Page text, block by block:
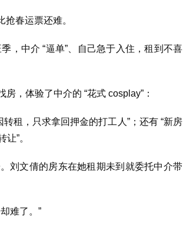
春运票还难。
，中介 “逼单”、自己急于入住，租到不喜
，体验了中介的 “花式 cosplay”：
租，只求拿回押金的打工人”；还有 “新房
”。
刘文倩的房东在她租期未到就委托中介带
难了。”